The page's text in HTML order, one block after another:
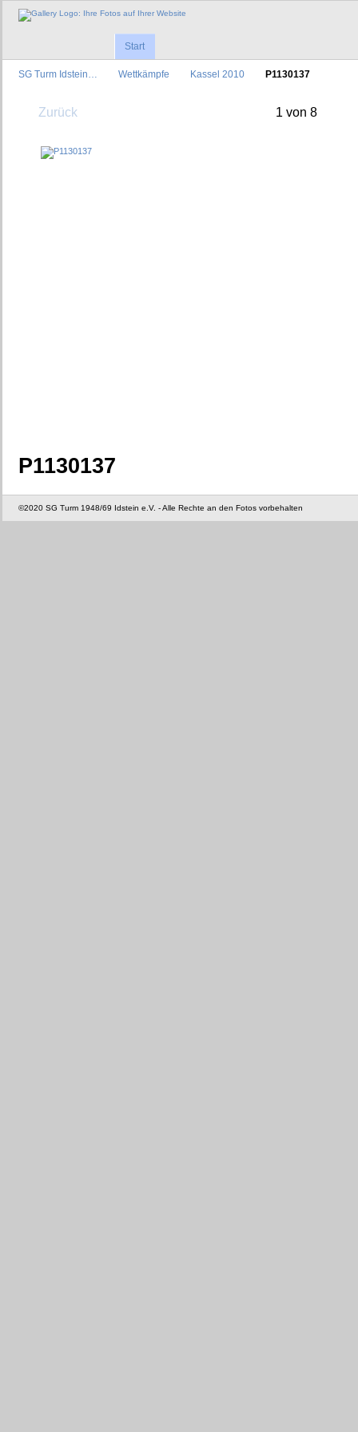
Start
SG Turm Idstein… Wettkämpfe Kassel 2010 P1130137
Zurück 1 von 8
P1130137
©2020 SG Turm 1948/69 Idstein e.V. - Alle Rechte an den Fotos vorbehalten